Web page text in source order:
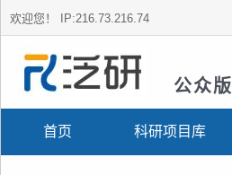
欢迎您！ IP:216.73.216.74
公众版
首页 科研项目库